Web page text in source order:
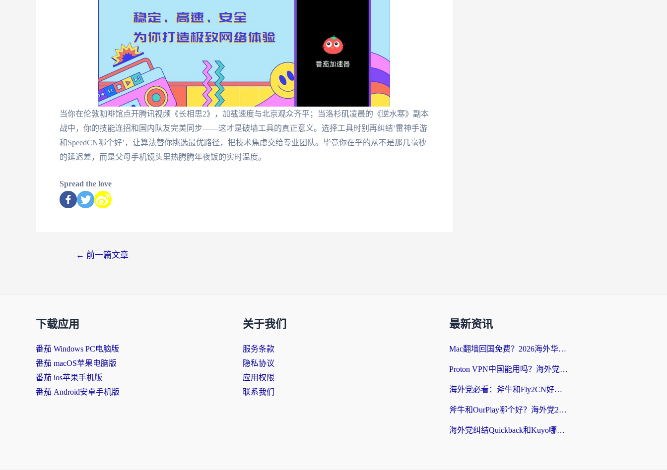
当你在伦敦咖啡馆点开腾讯视频《长相思2》，加载速度与北京观众齐平；当洛杉矶凌晨的《逆水寒》副本
战中，你的技能连招和国内队友完美同步——这才是破墙工具的真正意义。选择工具时别再纠结‘雷神手游
和SpeedCN哪个好’，让算法替你挑选最优路径，把技术焦虑交给专业团队。毕竟你在乎的从不是那几毫秒
的延迟差，而是父母手机镜头里热腾腾年夜饭的实时温度。
Spread the love
← 前一篇文章
下载应用
番茄 Windows PC电脑版
番茄 macOS苹果电脑版
番茄 ios苹果手机版
番茄 Android安卓手机版
关于我们
服务条款
隐私协议
应用权限
联系我们
最新资讯
Mac翻墙回国免费？2026海外华人亲测：从CCTV5直播到国内APP，这样选加速器才靠谱
Proton VPN中国能用吗？海外党选回国加速器的避坑指南（附番茄加速器实测）
海外党必看：斧牛和Fly2CN好用吗？3招教你选对回国加速器（附免费试用攻略）
斧牛和OurPlay哪个好？海外党2026亲测：选对加速器，国内资源秒加载
海外党纠结Quickback和Kuyo哪个好？选对回国加速器才能无缝刷国内资源